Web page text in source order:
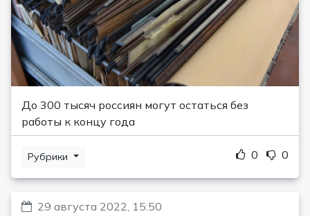
До 300 тысяч россиян могут остаться без
работы к концу года
Рубрики 0 0
29 августа 2022, 15:50